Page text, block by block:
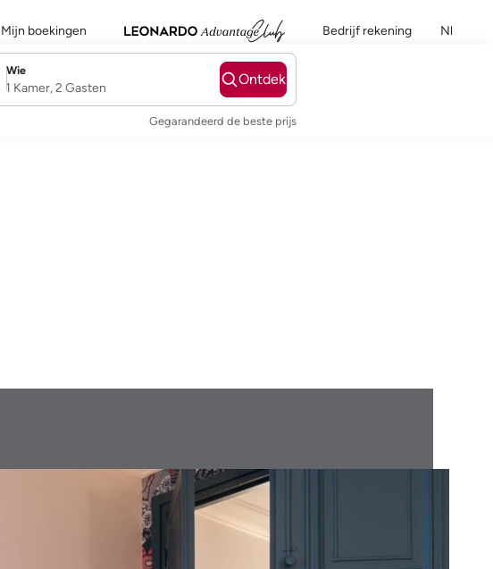
Mijn boekingen Bedrijf rekening Nl
Wie
Username
1 Kamer, 2 Gasten
Ontdek
Gegarandeerd de beste prijs